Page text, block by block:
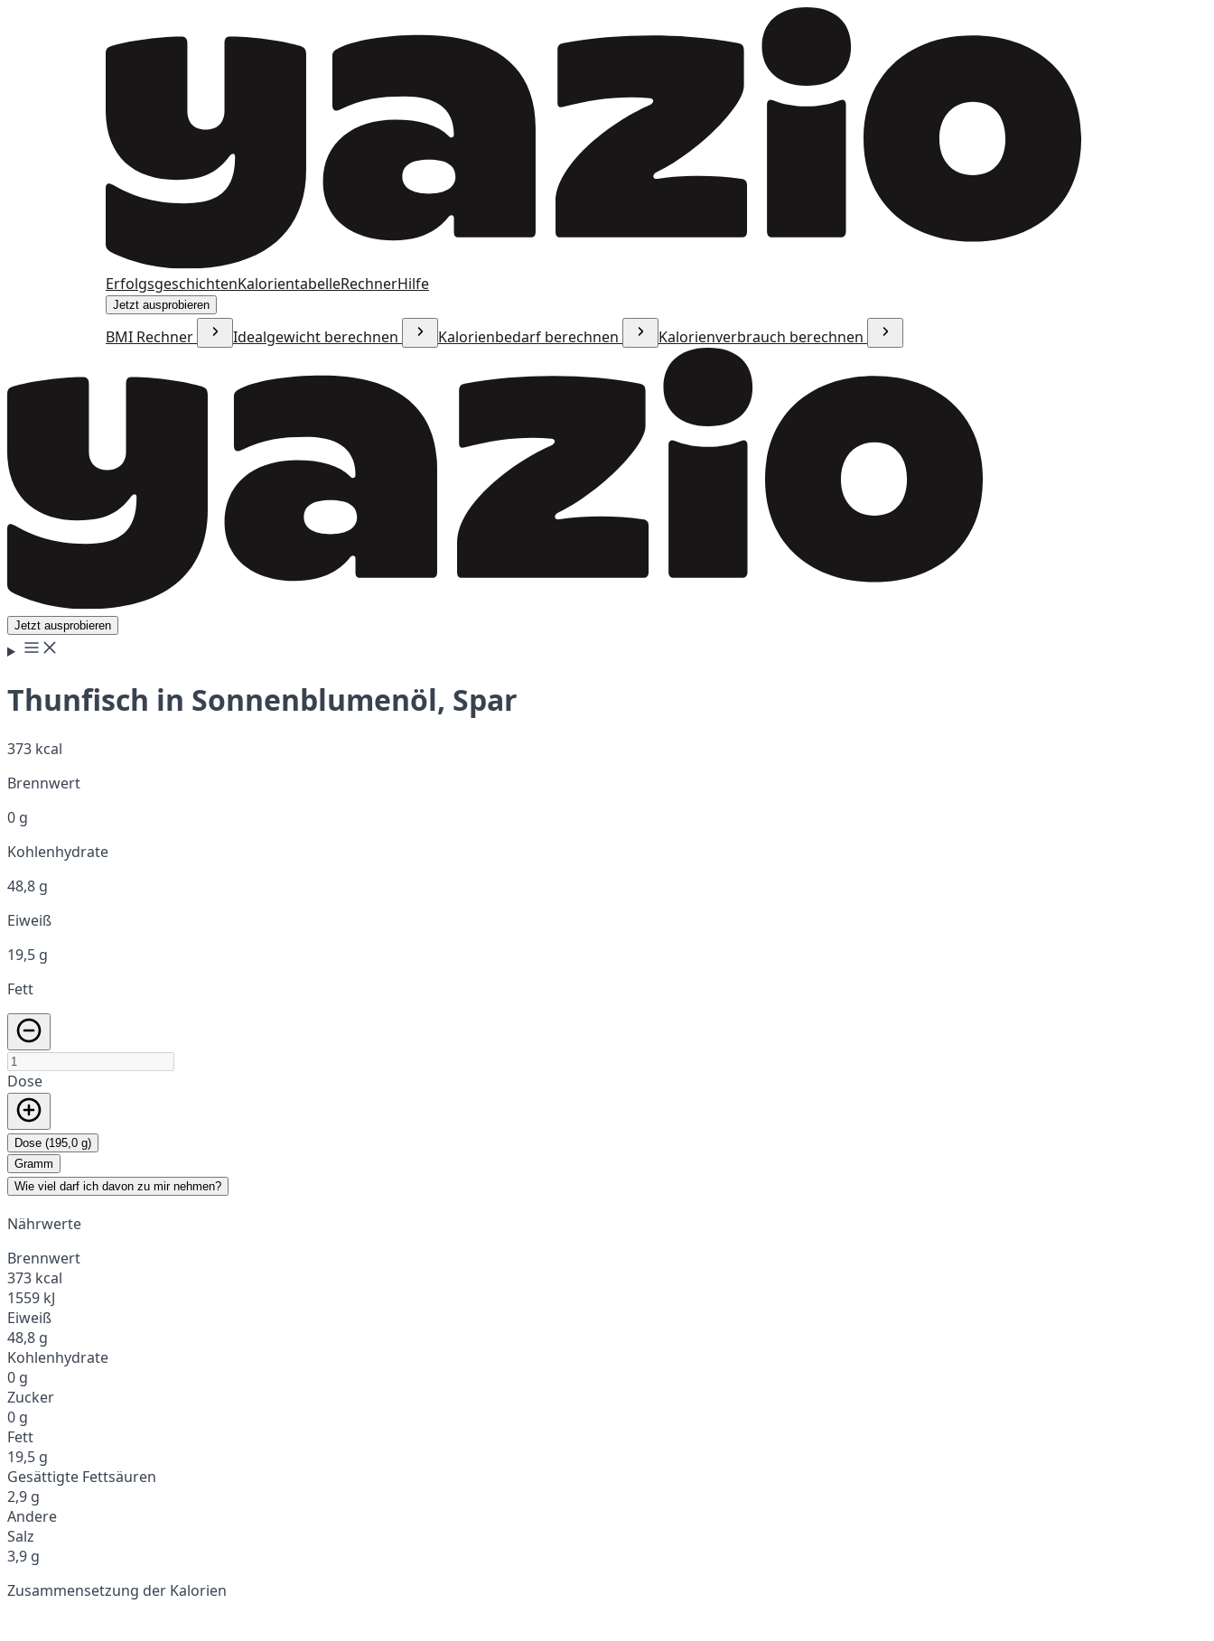
ErfolgsgeschichtenKalorientabelleRechnerHilfe
Jetzt ausprobieren
BMI Rechner Idealgewicht berechnen Kalorienbedarf berechnen Kalorienverbrauch berechnen
Jetzt ausprobieren
Thunfisch in Sonnenblumenöl, Spar
373 kcal
Brennwert
0 g
Kohlenhydrate
48,8 g
Eiweiß
19,5 g
Fett
Dose
Dose (195,0 g)
Gramm
Wie viel darf ich davon zu mir nehmen?
Nährwerte
Brennwert
373 kcal
1559 kJ
Eiweiß
48,8 g
Kohlenhydrate
0 g
Zucker
0 g
Fett
19,5 g
Gesättigte Fettsäuren
2,9 g
Andere
Salz
3,9 g
Zusammensetzung der Kalorien